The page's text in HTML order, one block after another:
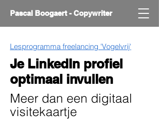
Pascal Boogaert - Copywriter
Lesprogramma freelancing 'Vogelvrij'
Je LinkedIn profiel
optimaal invullen
Meer dan een digitaal
visitekaartje